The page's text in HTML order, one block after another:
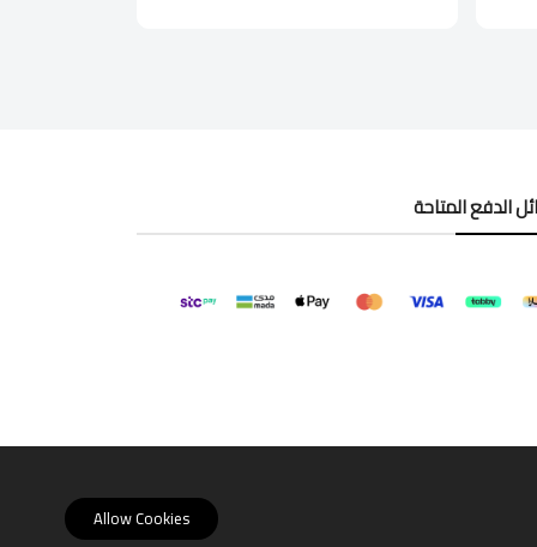
الدفع المتاحة
Allow Cookies